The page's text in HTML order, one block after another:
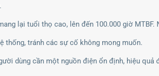
lại tuổi thọ cao, lên đến 100.000 giờ MTBF.
thống, tránh các sự cố không mong muốn.
dùng cần một nguồn điện ổn định, hiệu quả